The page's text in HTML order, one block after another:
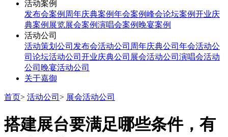
活动案例
发布会案例 周年庆典案例年会案例峰会论坛案例开业庆
典案例 展览展会案例演唱会案例 晚宴案例
活动公司
活动策划公司 发布会活动公司 周年庆典公司 年会活动公
司 论坛活动公司 开业庆典公司 展会活动公司 演唱会活动
公司 晚宴活动公司
关于嘉御
首页> 活动公司 > 展会活动公司
搭建展台要满足哪些条件，有